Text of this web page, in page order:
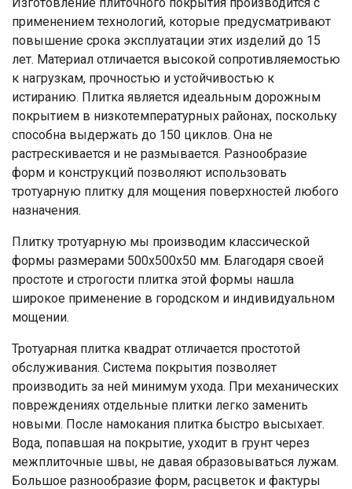
применением технологий, которые предусматривают
повышение срока эксплуатации этих изделий до 15
лет. Материал отличается высокой сопротивляемостью
к нагрузкам, прочностью и устойчивостью к
истиранию. Плитка является идеальным дорожным
покрытием в низкотемпературных районах, поскольку
способна выдержать до 150 циклов. Она не
растрескивается и не размывается. Разнообразие
форм и конструкций позволяют использовать
тротуарную плитку для мощения поверхностей любого
назначения.
Плитку тротуарную мы производим классической
формы размерами 500х500х50 мм. Благодаря своей
простоте и строгости плитка этой формы нашла
широкое применение в городском и индивидуальном
мощении.
Тротуарная плитка квадрат отличается простотой
обслуживания. Система покрытия позволяет
производить за ней минимум ухода. При механических
повреждениях отдельные плитки легко заменить
новыми. После намокания плитка быстро высыхает.
Вода, попавшая на покрытие, уходит в грунт через
межплиточные швы, не давая образовываться лужам.
Большое разнообразие форм, расцветок и фактуры